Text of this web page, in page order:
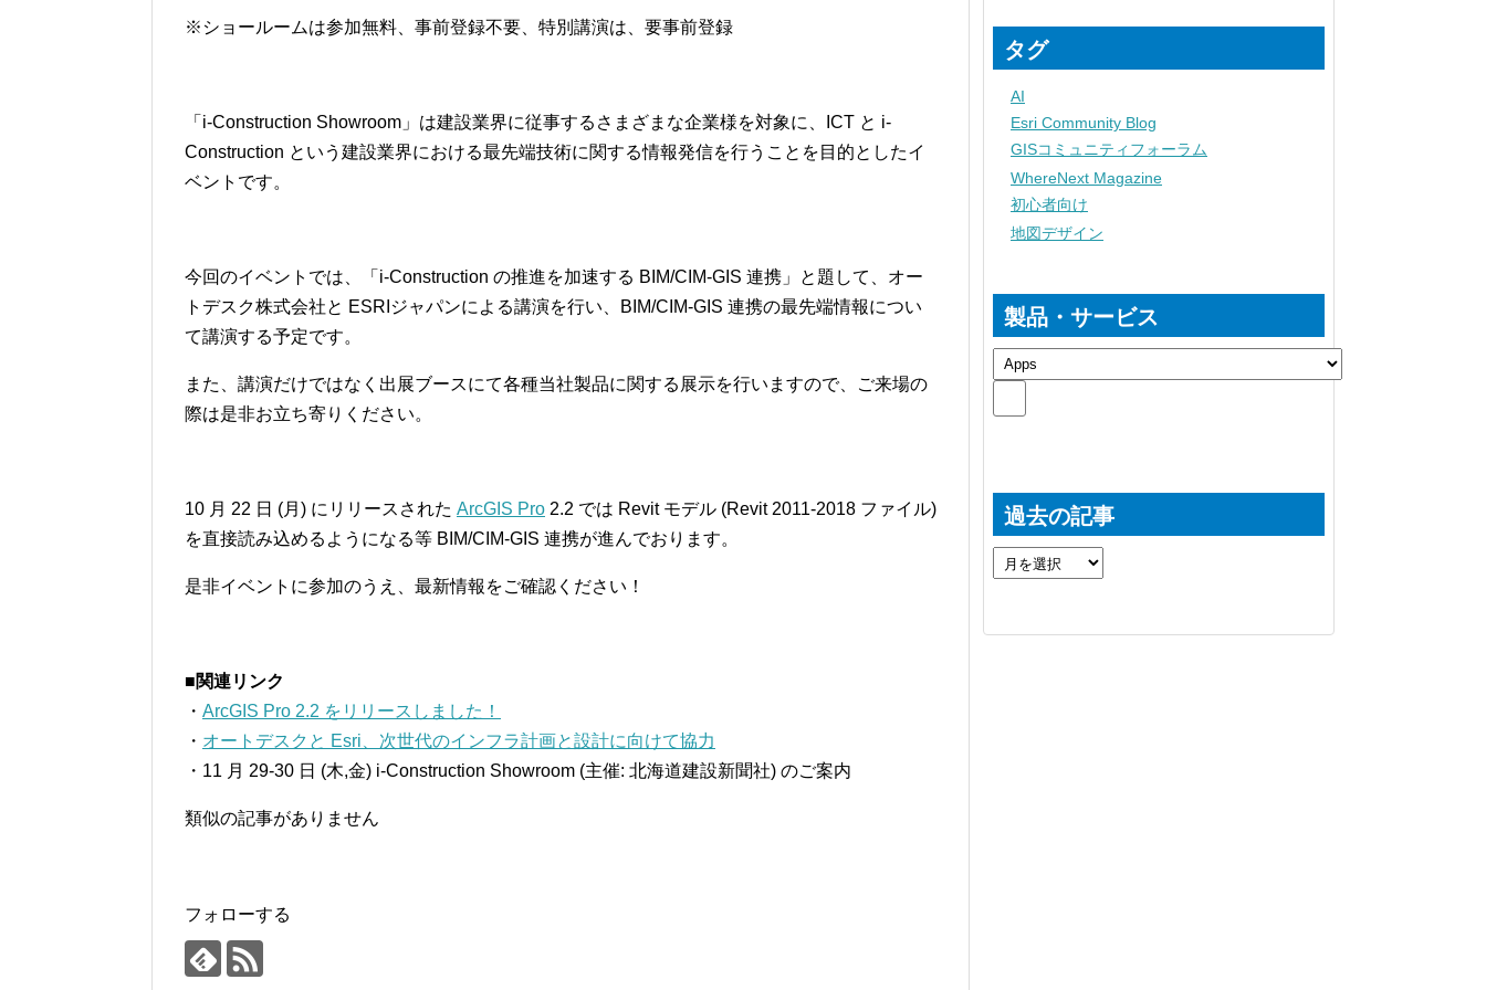
※ショールームは参加無料、事前登録不要、特別講演は、要事前登録
「i-Construction Showroom」は建設業界に従事するさまざまな企業様を対象に、ICT と i-
Construction という建設業界における最先端技術に関する情報発信を行うことを目的としたイ
ベントです。
今回のイベントでは、「i-Construction の推進を加速する BIM/CIM-GIS 連携」と題して、オー
トデスク株式会社と ESRIジャパンによる講演を行い、BIM/CIM-GIS 連携の最先端情報につい
て講演する予定です。
また、講演だけではなく出展ブースにて各種当社製品に関する展示を行いますので、ご来場の
際は是非お立ち寄りください。
10 月 22 日 (月) にリリースされた ArcGIS Pro 2.2 では Revit モデル (Revit 2011-2018 ファイル)
を直接読み込めるようになる等 BIM/CIM-GIS 連携が進んでおります。
是非イベントに参加のうえ、最新情報をご確認ください！
■関連リンク
・ ArcGIS Pro 2.2 をリリースしました！
・ オートデスクと Esri、次世代のインフラ計画と設計に向けて協力
・11 月 29-30 日 (木,金) i-Construction Showroom (主催: 北海道建設新聞社) のご案内
類似の記事がありません
フォローする
タグ
AI
Esri Community Blog
GISコミュニティフォーラム
WhereNext Magazine
初心者向け
地図デザイン
製品・サービス
過去の記事